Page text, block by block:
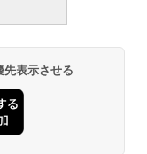
ピリッツ DX超合金
】 未開封品/箱少
2S (A)-T-S 7.4V
ガン エアーガン 電
ーガン ライフル サ
ーム ガンバッテリ
バッテリー
ドローン HD
け スマホ操作 LED
リモコンと収納パ
リー飛行時間最大3
S.H.フィギュアー
クス -マリンフォ
PVC&ABS&布
ンダイ スピリッツ)
ンダムX ガンダムエ
ール 色分け済みプ
イキャパ5.1 10歳以
フルオート
プコート 水性プレ
プレー 光沢 88ml
表示させる